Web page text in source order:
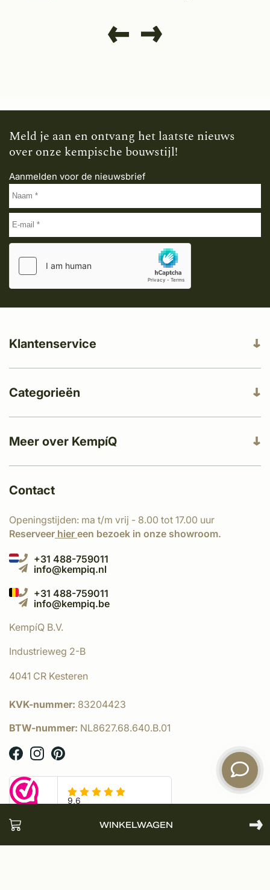
WINKELWAGEN
Meld je aan en ontvang het laatste nieuws
over onze kempische bouwstijl!
Aanmelden voor de nieuwsbrief
Meer over KempíQ
Klantenservice
Categorieën
Contact
Openingstijden: ma t/m vrij - 8.00 tot 17.00 uur
Reserveer hier een bezoek in onze showroom.
+31 488-759011
info@kempiq.nl
+31 488-759011
info@kempiq.be
KempíQ B.V.
Industrieweg 2-B
4041 CR Kesteren
KVK-nummer: 83204423
BTW-nummer: NL8627.68.640.B.01